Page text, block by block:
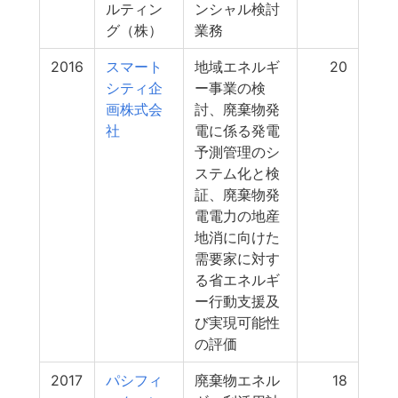
ルティン
グ（株）
ンシャル検討
業務
2016
スマート
シティ企
画株式会
社
地域エネルギ
ー事業の検
討、廃棄物発
電に係る発電
予測管理のシ
ステム化と検
証、廃棄物発
電電力の地産
地消に向けた
需要家に対す
る省エネルギ
ー行動支援及
び実現可能性
の評価
20
2017
パシフィ
廃棄物エネル
18